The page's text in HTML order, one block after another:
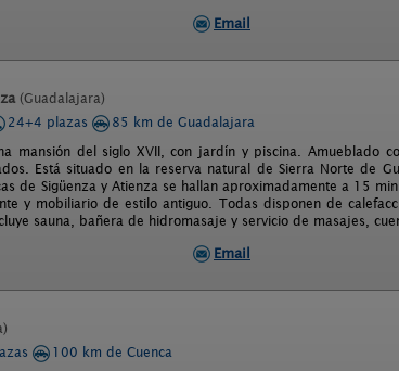
Email
(Guadalajara)
24+4 plazas
85 km de Guadalajara
mansión del siglo XVII, con jardín y piscina. Amueblado
Está situado en la reserva natural de Sierra Norte de
de Sigüenza y Atienza se hallan aproximadamente a 15
y mobiliario de estilo antiguo. Todas disponen de
sauna, bañera de hidromasaje y servicio de masajes,
Email
100 km de Cuenca